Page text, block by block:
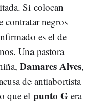
Si colocan
contratar negros
es el de
Una pastora
Damares Alves,
de antiabortista
que el punto G era